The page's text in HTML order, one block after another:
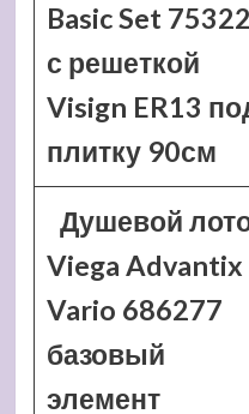
Basic Set
с решеткой
Visign ER13
плитку 90см
Душевой
Viega Advantix
Vario 686277
базовый
элемент